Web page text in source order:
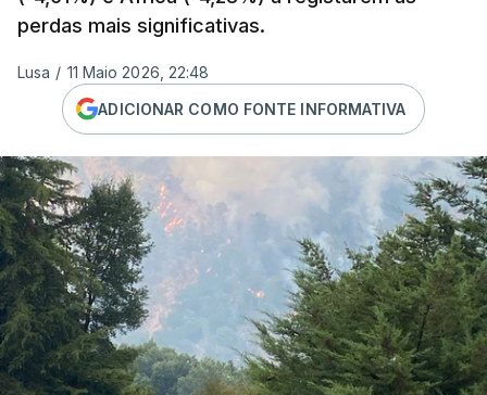
perdas mais significativas.
Lusa / 11 Maio 2026, 22:48
ADICIONAR COMO FONTE INFORMATIVA